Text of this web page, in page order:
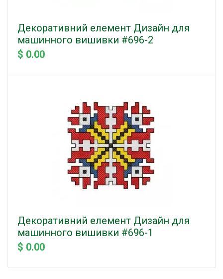
Декоративний елемент Дизайн для
машинного вишивки #696-2
$ 0.00
Декоративний елемент Дизайн для
машинного вишивки #696-1
$ 0.00